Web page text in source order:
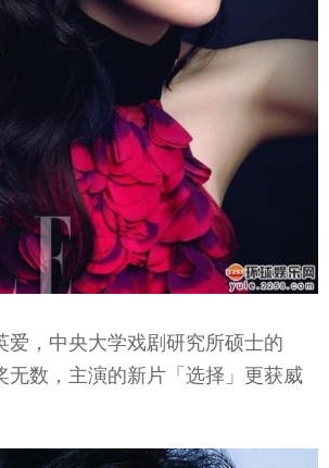
爱，中央大学戏剧研究所硕士的
无数，主演的新片「选择」更获威